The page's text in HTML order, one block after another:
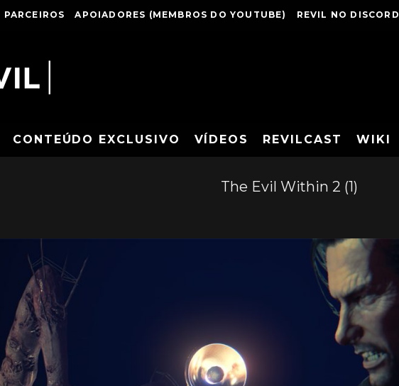
PARCEIROS APOIADORES (MEMBROS DO YOUTUBE) REVIL NO DISCORD
CONTEÚDO EXCLUSIVO VÍDEOS REVILCAST WIKI
The Evil Within 2 (1)